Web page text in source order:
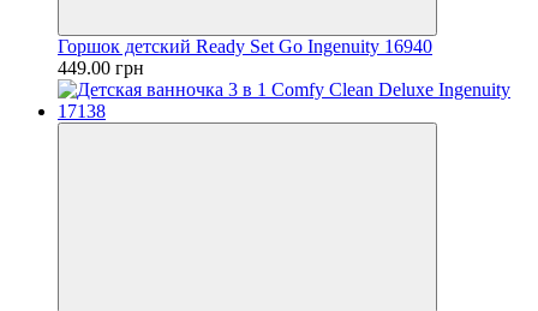
Горшок детский Ready Set Go Ingenuity 16940
449.00 грн